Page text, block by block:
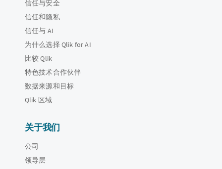
信任与安全
信任和隐私
信任与 AI
为什么选择 Qlik for AI
比较 Qlik
特色技术合作伙伴
数据来源和目标
Qlik 区域
关于我们
公司
领导层